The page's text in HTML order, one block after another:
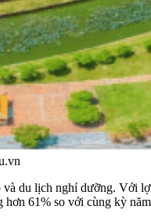
du lịch nghỉ dưỡng. Với
61% so với cùng kỳ